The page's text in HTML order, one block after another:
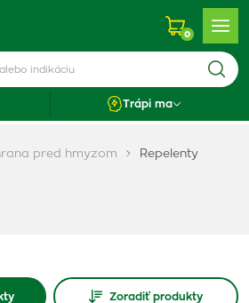
0
Trápi ma
pred hmyzom Repelenty
Zoradiť produkty